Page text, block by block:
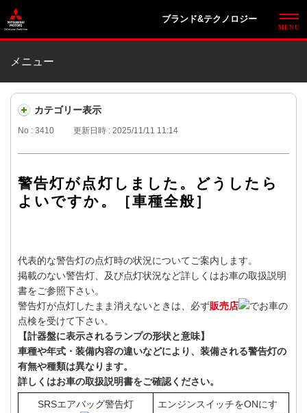
ブランド&テクノロジー
メニュー
カテゴリー表示
No : 3410 更新日時 : 2025/11/11 11:14
警告灯が点灯しました。どうしたら
よいですか。［車種全般］
代表的な警告灯の点灯時の状況についてご案内します。
掲載のない警告灯、及び点灯状況など詳しくはお車の取扱説明
書をご参照下さい。
警告灯が点灯したまま消えないときは、必ず販売店
でお車の
点検を受けて下さい。
【計器盤に表示されるランプの形状と意味】
車種や年式・装備内容の違いなどにより、装備される警告灯の
有無や種類は異なります。
詳しくはお車の取扱説明書をご確認ください。
SRSエアバッグ警告灯
エンジンスイッチをONにす